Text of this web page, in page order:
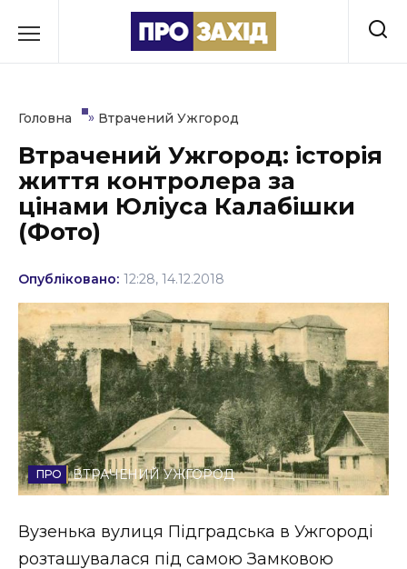
до
Культура
Освіта
Політика
Соціум
Спорт
Стиль життя
Втрачений Ужгород
Головна » Втрачений Ужгород
Втрачений Ужгород: історія
життя контролера за
цінами Юліуса Калабішки
(Фото)
Опубліковано: 12:28, 14.12.2018
ВТРАЧЕНИЙ УЖГОРОД
Вузенька вулиця Підградська в Ужгороді
розташувалася під самою Замковою